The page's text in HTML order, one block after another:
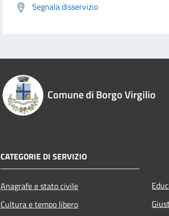
Segnala disservizio
Comune di Borgo Virgilio
CATEGORIE DI SERVIZIO
Anagrafe e stato civile
Cultura e tempo libero